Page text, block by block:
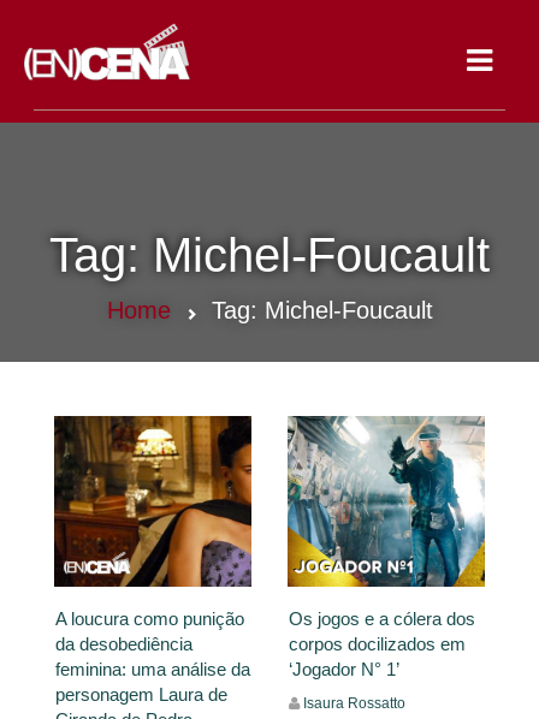
Tag: Michel-Foucault
Home Tag: Michel-Foucault
A loucura como punição
da desobediência
feminina: uma análise da
personagem Laura de
Os jogos e a cólera dos
corpos docilizados em
‘Jogador N° 1’
Isaura Rossatto